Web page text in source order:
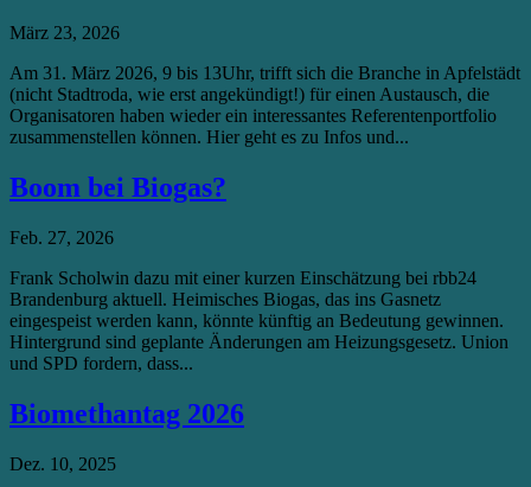
März 23, 2026
Am 31. März 2026, 9 bis 13Uhr, trifft sich die Branche in Apfelstädt
(nicht Stadtroda, wie erst angekündigt!) für einen Austausch, die
Organisatoren haben wieder ein interessantes Referentenportfolio
zusammenstellen können. Hier geht es zu Infos und...
Boom bei Biogas?
Feb. 27, 2026
Frank Scholwin dazu mit einer kurzen Einschätzung bei rbb24
Brandenburg aktuell. Heimisches Biogas, das ins Gasnetz
eingespeist werden kann, könnte künftig an Bedeutung gewinnen.
Hintergrund sind geplante Änderungen am Heizungsgesetz. Union
und SPD fordern, dass...
Biomethantag 2026
Dez. 10, 2025